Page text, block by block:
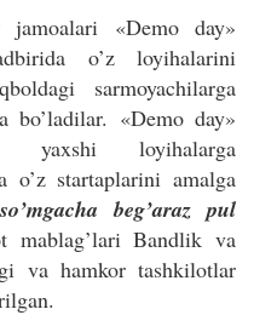
«Demo day»
o’z loyihalarini
sarmoyachilarga
bo’ladilar. «Demo day»
yaxshi loyihalarga
o’z startaplarini amalga
beg’araz pul
mablag’lari Bandlik va
va hamkor tashkilotlar